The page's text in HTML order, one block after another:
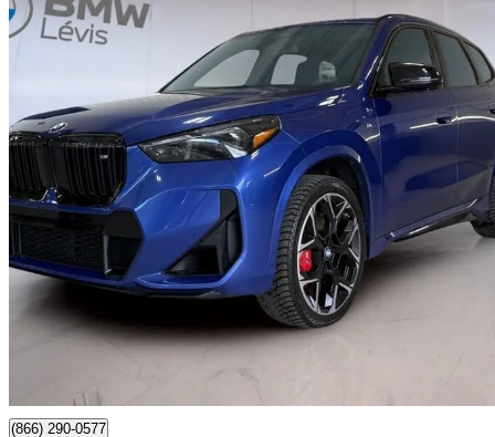
2026 BMW X1
M35i AWD 20 555 km
Affaire
985 $/mois env.
(866) 290-0577